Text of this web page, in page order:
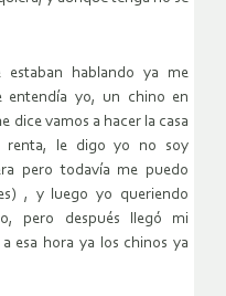
hablando ya me
entendía yo, un chino en
dice vamos a hacer la casa
renta, le digo yo no soy
pero todavía me puedo
, y luego yo queriendo
pero después llegó mi
esa hora ya los chinos ya